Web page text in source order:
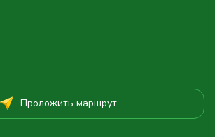
Проложить маршрут